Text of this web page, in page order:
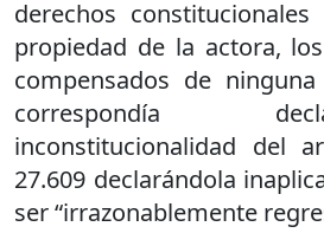
derechos
propiedad de la actora,
compensados de
correspondía
inconstitucionalidad del
27.609 declarándola
ser “irrazonablemente